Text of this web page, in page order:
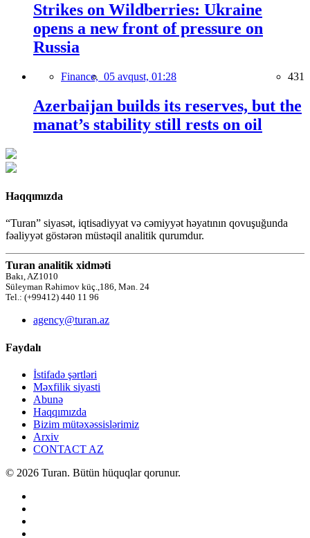
Strikes on Wildberries: Ukraine
opens a new front of pressure on
Russia
Finance, 05 avqust, 01:28 431
Azerbaijan builds its reserves, but the
manat’s stability still rests on oil
Haqqımızda
“Turan” siyasət, iqtisadiyyat və cəmiyyət həyatının qovuşuğunda
fəaliyyət göstərən müstəqil analitik qurumdur.
Turan analitik xidməti
Bakı, AZ1010
Süleyman Rəhimov küç.,186, Mən. 24
Tel.: (+99412) 440 11 96
agency@turan.az
Faydalı
İstifadə şərtləri
Məxfilik siyasti
Abunə
Haqqımızda
Bizim mütəxəssislərimiz
Arxiv
CONTACT AZ
© 2026 Turan. Bütün hüquqlar qorunur.